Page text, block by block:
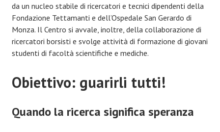
da un nucleo stabile di ricercatori e tecnici dipendenti della
Fondazione Tettamanti e dell’Ospedale San Gerardo di
Monza. Il Centro si avvale, inoltre, della collaborazione di
ricercatori borsisti e svolge attività di formazione di giovani
studenti di facoltà scientifiche e mediche.
Obiettivo: guarirli tutti!
Quando la ricerca significa speranza